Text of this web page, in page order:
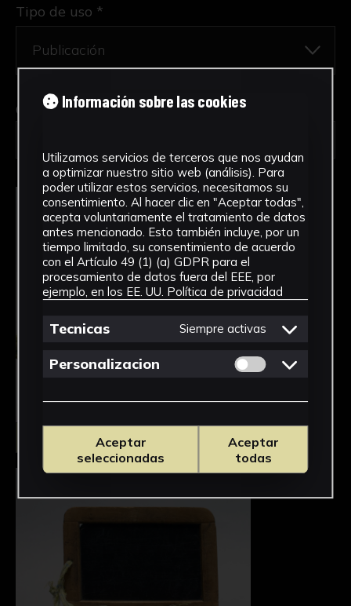
Tipo de uso *
Obra en la que está interesado/a*
Seleccionar
Información sobre las cookies
Utilizamos servicios de terceros que nos ayudan
a optimizar nuestro sitio web (análisis). Para
poder utilizar estos servicios, necesitamos su
consentimiento. Al hacer clic en "Aceptar todas",
acepta voluntariamente el tratamiento de datos
antes mencionado. Esto también incluye, por un
tiempo limitado, su consentimiento de acuerdo
con el Artículo 49 (1) (a) GDPR para el
procesamiento de datos fuera del EEE, por
ejemplo, en los EE. UU. Política de privacidad
Tecnicas Siempre activas
Personalizacion Permitir cookies
Aceptar
seleccionadas
Aceptar
todas